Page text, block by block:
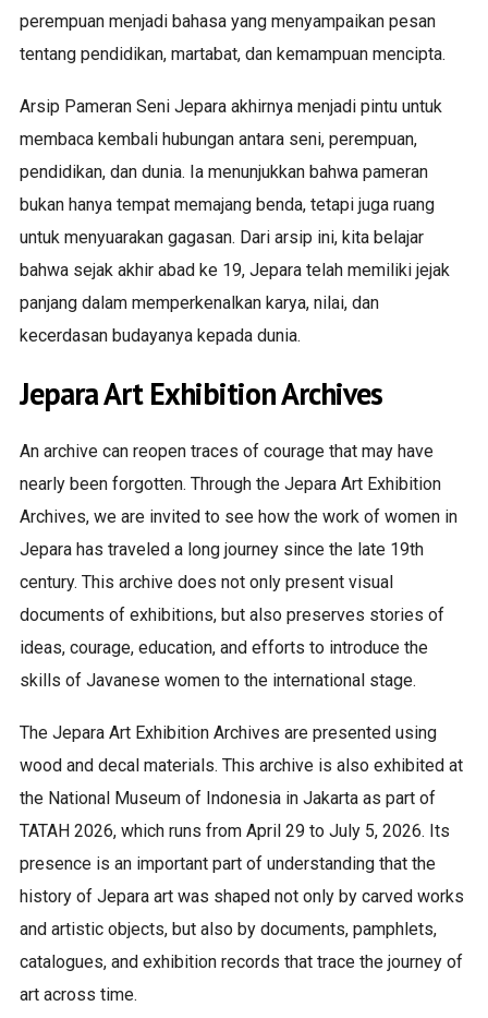
perempuan menjadi bahasa yang menyampaikan pesan
tentang pendidikan, martabat, dan kemampuan mencipta.
Arsip Pameran Seni Jepara akhirnya menjadi pintu untuk
membaca kembali hubungan antara seni, perempuan,
pendidikan, dan dunia. Ia menunjukkan bahwa pameran
bukan hanya tempat memajang benda, tetapi juga ruang
untuk menyuarakan gagasan. Dari arsip ini, kita belajar
bahwa sejak akhir abad ke 19, Jepara telah memiliki jejak
panjang dalam memperkenalkan karya, nilai, dan
kecerdasan budayanya kepada dunia.
Jepara Art Exhibition Archives
An archive can reopen traces of courage that may have
nearly been forgotten. Through the Jepara Art Exhibition
Archives, we are invited to see how the work of women in
Jepara has traveled a long journey since the late 19th
century. This archive does not only present visual
documents of exhibitions, but also preserves stories of
ideas, courage, education, and efforts to introduce the
skills of Javanese women to the international stage.
The Jepara Art Exhibition Archives are presented using
wood and decal materials. This archive is also exhibited at
the National Museum of Indonesia in Jakarta as part of
TATAH 2026, which runs from April 29 to July 5, 2026. Its
presence is an important part of understanding that the
history of Jepara art was shaped not only by carved works
and artistic objects, but also by documents, pamphlets,
catalogues, and exhibition records that trace the journey of
art across time.